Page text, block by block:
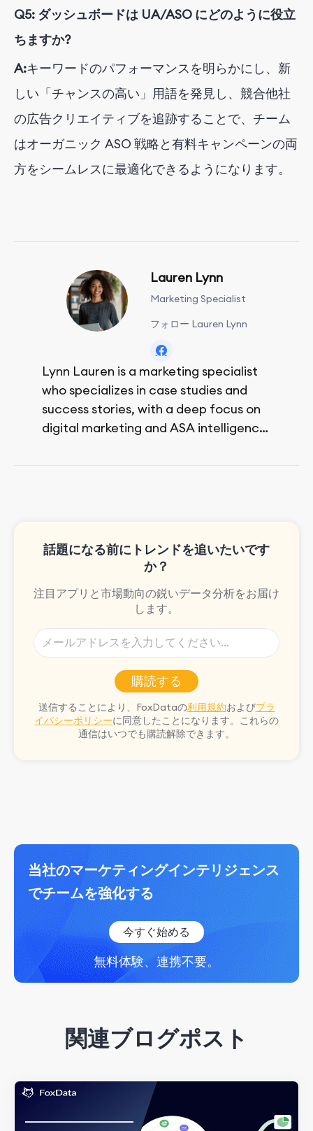
Q5: ダッシュボードは UA/ASO にどのように役立
ちますか?
A:キーワードのパフォーマンスを明らかにし、新
しい「チャンスの高い」用語を発見し、競合他社
の広告クリエイティブを追跡することで、チーム
はオーガニック ASO 戦略と有料キャンペーンの両
方をシームレスに最適化できるようになります。
Lauren Lynn
Marketing Specialist
フォロー Lauren Lynn
Lynn Lauren is a marketing specialist
who specializes in case studies and
success stories, with a deep focus on
digital marketing and ASA intelligence
話題になる前にトレンドを追いたいです
か？
注目アプリと市場動向の鋭いデータ分析をお届け
します。
購読する
送信することにより、FoxDataの利用規約およびプラ
イバシーポリシーに同意したことになります。これらの
通信はいつでも購読解除できます。
当社のマーケティングインテリジェンス
でチームを強化する
今すぐ始める
無料体験、連携不要。
関連ブログポスト